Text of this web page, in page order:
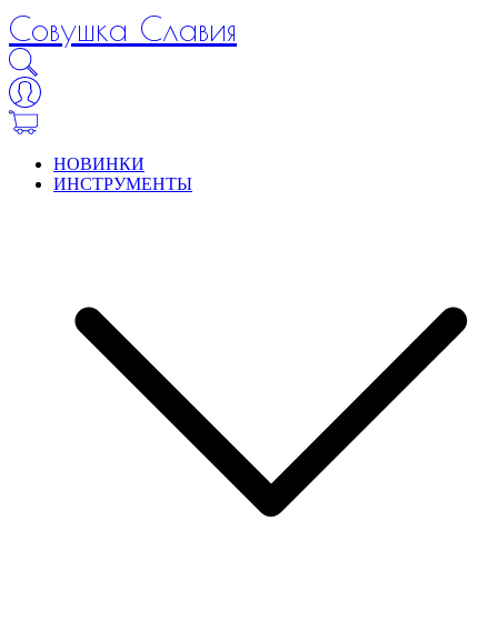
Совушка Славия
НОВИНКИ
ИНСТРУМЕНТЫ